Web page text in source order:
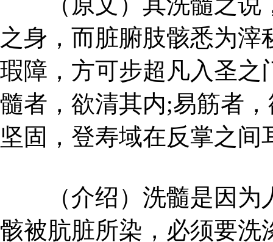
之身，而脏腑肢骸悉为
瑕障，方可步超凡入圣之
髓者，欲清其内;易筋者
坚固，登寿域在反掌之间
（介绍）洗髓是因为
骸被肮脏所染，必须要洗